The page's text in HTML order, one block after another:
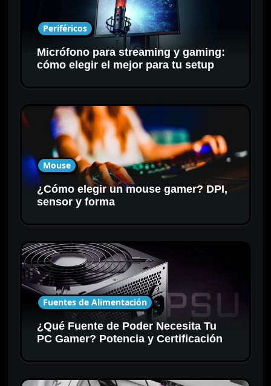
Periféricos
Micrófono para streaming y gaming:
cómo elegir el mejor para tu setup
Mouse
¿Cómo elegir un mouse gamer? DPI,
sensor y forma
Fuentes de Alimentación
¿Qué Fuente de Poder Necesita Tu
PC Gamer? Potencia y Certificación